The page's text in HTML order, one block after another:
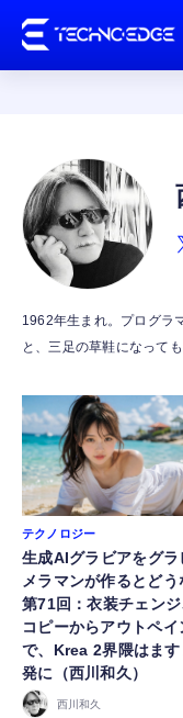
1962年生まれ。プログラ
と、三足の草鞋になっても
テクノロジー
生成AIグラビアをグラ
メラマンが作るとどう
第71回：衣装チェン
コピーからアウトペイ
で、Krea 2界隈はます
発に（西川和久）
西川和久